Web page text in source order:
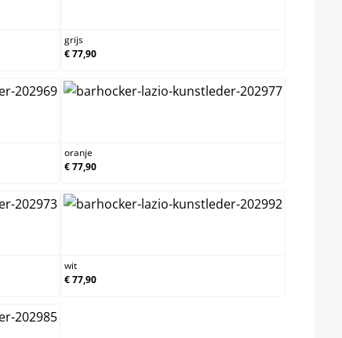
grijs
€ 77,90
oranje
€ 77,90
wit
€ 77,90